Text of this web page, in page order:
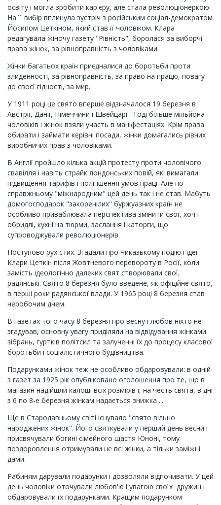
освіту і могла зробити кар'єру, але стала революціонеркою.
На її вибір вплинула зустріч з російським соціал-демократом
Йосипом Цеткіном, який став її чоловіком. Клара
редагувала жіночу газету "Рівність", боролася за виборчі
права жінок, за рівноправність з чоловіками.
Жінки багатьох країн приєдналися до боротьби проти
злиденності, за рівноправність, за право на працю, повагу
до своєї гідності, за мир.
У 1911 році це свято вперше відзначалося 19 березня в
Австрії, Данії, Німеччини і Швейцарії. Тоді більше мільйона
чоловіків і жінок взяли участь в маніфестаціях. Крім права
обирати і займати керівні посади, жінки домагались рівних
виробничих прав з чоловіками.
В Англії пройшло кілька акцій протесту проти чоловічого
свавілля і навіть страйк лондонських повій, які вимагали
підвищення тарифів і поліпшення умов праці. Але по-
справжньому "міжнародним" цей день так і не став. Мабуть
домогосподарок "закоренілих" буржуазних країн не
особливо приваблювала перспектива змінити свої, хоч і
обридлі, кухні на тюрми, заслання і каторги, що
супроводжували революціонерів.
Поступово рух стих. Згадали про Чиказькому подію і ідеї
Клари Цеткін після Жовтневого перевороту в Росії, коли
замість ідеологічно далеких свят створювали свої,
радянські. Свято 8 березня було введене, як офіційне свято,
в перші роки радянської влади. У 1965 році 8 березня став
неробочим днем.
В газетах того часу 8 березня про весну і любов ніхто не
згадував, основну увагу приділяли на відвідування жінками
зібрань, гуртків політсил та залученні їх до процесу класової
боротьби і соціалістичного будівництва.
Подарунками жінок теж не особливо обдаровували: в одній
з газет за 1925 рік опубліковано оголошення про те, що в
магазин надійшли калоші всіх розмірів і, на честь свята, в дні
з 6 по 8-е березня жінкам надається знижка ...
Ще в Стародавньому світі існувало "свято вільно
народжених жінок". Його святкували у перший день весни і
присвячували богині сімейного щастя Юноні, тому
поздоровлення отримували не всі жінки, а тільки заміжні
дами.
Рабиням дарували подарунки і дозволяли відпочивати. У цей
день чоловіки оточували любов'ю і увагою своїх дружин і
обдаровували їх подарунками. Кращим подарунком